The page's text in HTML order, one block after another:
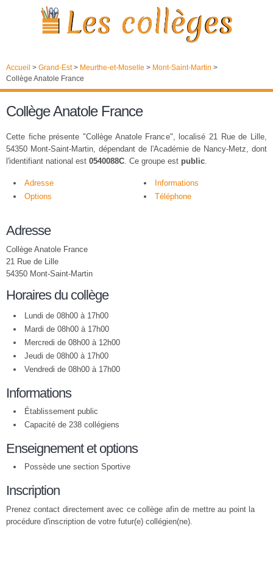
Accueil > Grand-Est> Meurthe-et-Moselle > Mont-Saint-Martin >
Collège Anatole France
Collège Anatole France
Cette fiche présente "Collège Anatole France", localisé 21 Rue de Lille,
54350 Mont-Saint-Martin, dépendant de l'Académie de Nancy-Metz, dont
l'identifiant national est 0540088C. Ce groupe est public.
Adresse
Informations
Options
Téléphone
Adresse
Collège Anatole France
21 Rue de Lille
54350 Mont-Saint-Martin
Horaires du collège
Lundi de 08h00 à 17h00
Mardi de 08h00 à 17h00
Mercredi de 08h00 à 12h00
Jeudi de 08h00 à 17h00
Vendredi de 08h00 à 17h00
Informations
Établissement public
Capacité de 238 collégiens
Enseignement et options
Possède une section Sportive
Inscription
Prenez contact directement avec ce collège afin de mettre au point la
procédure d'inscription de votre futur(e) collégien(ne).